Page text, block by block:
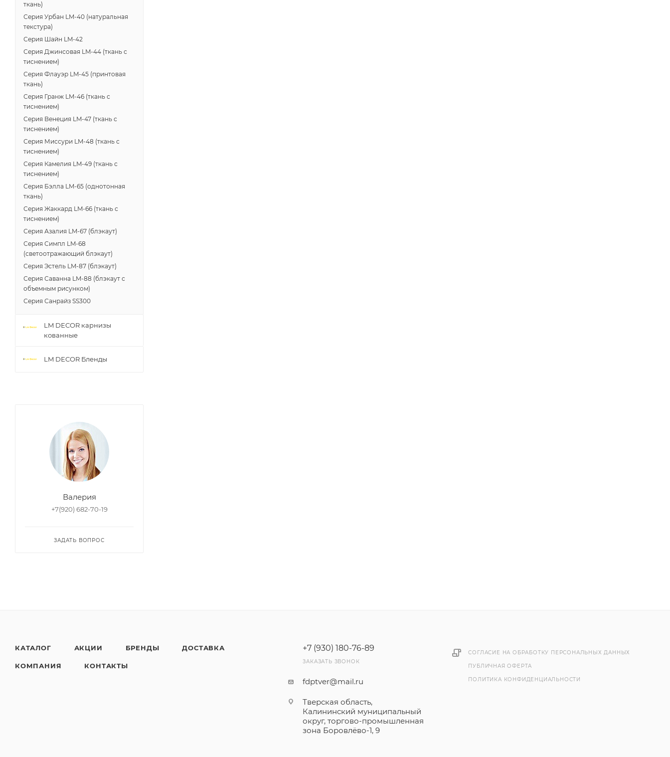
ткань)
Серия Урбан LM-40 (натуральная
текстура)
Серия Шайн LM-42
Серия Джинсовая LM-44 (ткань с
тиснением)
Серия Флауэр LM-45 (принтовая
ткань)
Серия Гранж LM-46 (ткань с
тиснением)
Серия Венеция LM-47 (ткань с
тиснением)
Серия Миссури LM-48 (ткань с
тиснением)
Серия Камелия LM-49 (ткань с
тиснением)
Серия Бэлла LM-65 (однотонная
ткань)
Серия Жаккард LM-66 (ткань с
тиснением)
Серия Азалия LM-67 (блэкаут)
Серия Симпл LM-68
(светоотражающий блэкаут)
Серия Эстель LM-87 (блэкаут)
Серия Саванна LM-88 (блэкаут с
объемным рисунком)
Серия Санрайз SS300
LM DECOR карнизы
кованные
LM DECOR Бленды
Валерия
+7(920) 682-70-19
ЗАДАТЬ ВОПРОС
КАТАЛОГ АКЦИИ БРЕНДЫ ДОСТАВКА
КОМПАНИЯ КОНТАКТЫ
+7 (930) 180-76-89
ЗАКАЗАТЬ ЗВОНОК
fdptver@mail.ru
Тверская область,
Калининский муниципальный
округ, торгово-промышленная
зона Боровлёво-1, 9
СОГЛАСИЕ НА ОБРАБОТКУ ПЕРСОНАЛЬНЫХ ДАННЫХ
ПУБЛИЧНАЯ ОФЕРТА
ПОЛИТИКА КОНФИДЕНЦИАЛЬНОСТИ